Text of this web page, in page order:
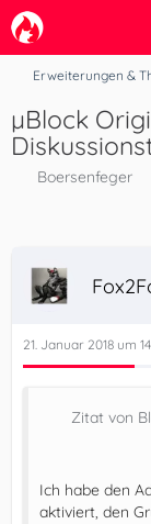
Erweiterungen &
µBlock
Boersenfeger
21. Januar 2018 um
Zitat von
Ich habe den
aktiviert, den